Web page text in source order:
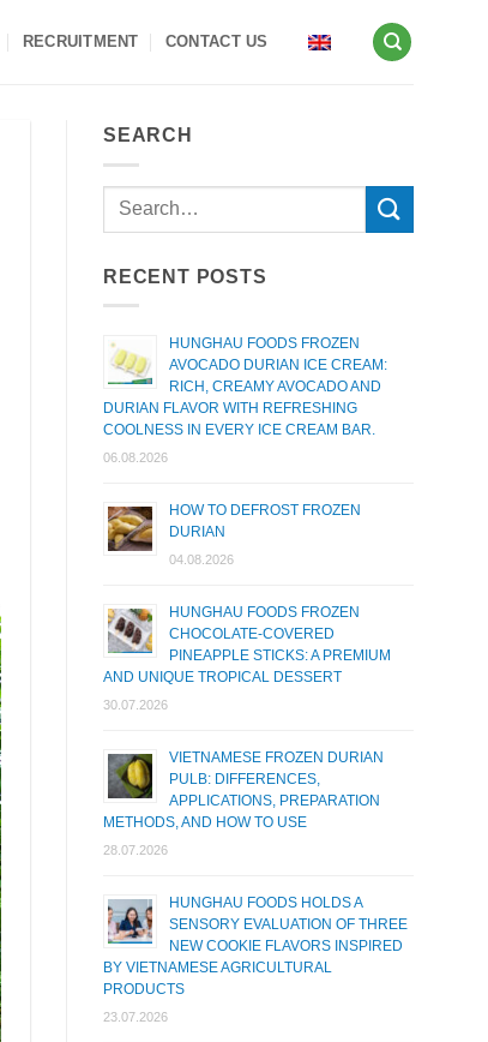
RECRUITMENT CONTACT US
SEARCH
RECENT POSTS
HUNGHAU FOODS FROZEN
AVOCADO DURIAN ICE CREAM:
RICH, CREAMY AVOCADO AND
DURIAN FLAVOR WITH REFRESHING
COOLNESS IN EVERY ICE CREAM BAR.
06.08.2026
HOW TO DEFROST FROZEN
DURIAN
04.08.2026
HUNGHAU FOODS FROZEN
CHOCOLATE-COVERED
PINEAPPLE STICKS: A PREMIUM
AND UNIQUE TROPICAL DESSERT
30.07.2026
VIETNAMESE FROZEN DURIAN
PULB: DIFFERENCES,
APPLICATIONS, PREPARATION
METHODS, AND HOW TO USE
28.07.2026
HUNGHAU FOODS HOLDS A
SENSORY EVALUATION OF THREE
NEW COOKIE FLAVORS INSPIRED
BY VIETNAMESE AGRICULTURAL
PRODUCTS
23.07.2026